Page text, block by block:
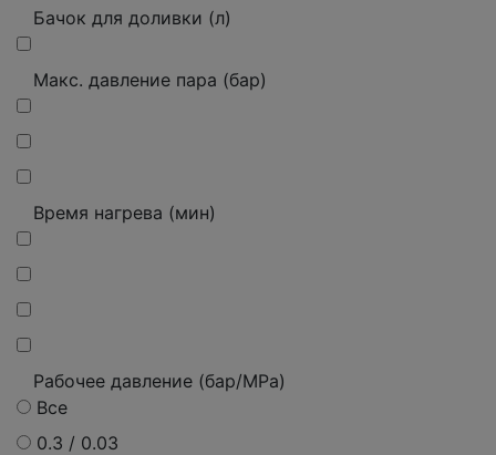
Бачок для доливки (л)
Макс. давление пара (бар)
Время нагрева (мин)
Рабочее давление (бар/MPa)
Все
0.3 / 0.03